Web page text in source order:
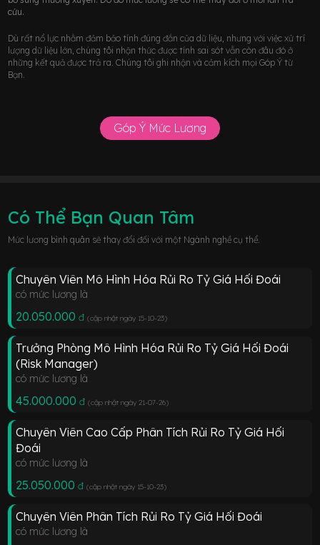
cứu.
Dù rất nổ lực nhằm đảm bảo tính đúng đắn của dữ liệu, nhưng với việc xử trí
lượng dữ liệu lớn, chúng tôi nhận thức được tính sai sót vẫn còn đâu đó ở
những kết quả được trả ra. Chúng tôi ghi nhận và cảm kích mọi Góp Ý từ
Bạn.
Góp Ý Mức Lương
Có Thể Bạn Quan Tâm
Mức lương bình quân sẽ thay đổi đối với một Ngành nghề cụ thể.
Chuyên Viên Mô Hình Hóa Rủi Ro Tỷ Giá Hối Đoái
có mức lương là
20.050.000 đ (cập nhật ngày 15-10-23)
Trưởng Phòng Mô Hình Hóa Rủi Ro Tỷ Giá Hối Đoái
(Risk Manager)
có mức lương là
45.000.000 đ (cập nhật ngày 21-07-26)
Chuyên Viên Cao Cấp Phân Tích Rủi Ro Tỷ Giá Hối
Đoái
có mức lương là
25.050.000 đ (cập nhật ngày 15-10-23)
Chuyên Viên Phân Tích Rủi Ro Tỷ Giá Hối Đoái
có mức lương là